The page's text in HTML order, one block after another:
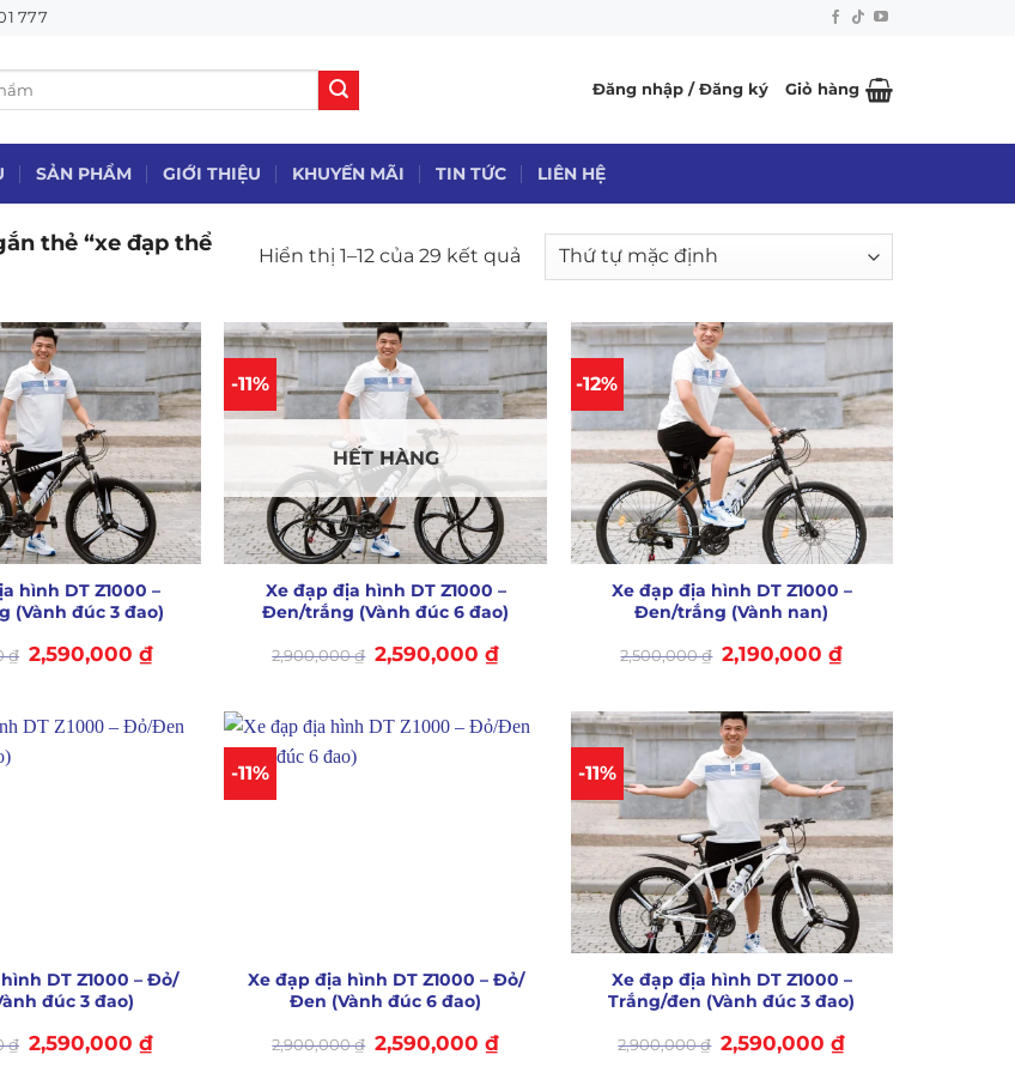
777
Đăng nhập / Đăng ký Giỏ hàng
SẢN PHẨM GIỚI THIỆU KHUYẾN MÃI TIN TỨC LIÊN HỆ
thẻ “xe đạp thể
Hiển thị 1–12 của 29 kết quả
hình DT Z1000 –
(Vành đúc 3 đao)
₫ Giá
gốc
2,590,000₫Giá
2,590,000 ₫.
-11%
+
HẾT HÀNG
Xe đạp địa hình DT Z1000 –
Đen/trắng (Vành đúc 6 đao)
2,900,000₫ Giá
gốc
2,590,000₫Giá
2,590,000 ₫.
-12%
+
Xe đạp địa hình DT Z1000 –
Đen/trắng (Vành nan)
2,500,000₫ Giá
gốc
2,190,000₫Giá
2,190,000 ₫.
DT Z1000 – Đỏ/
đúc 3 đao)
₫ Giá
gốc
2,590,000₫Giá
-11%
Xe đạp địa hình DT Z1000 – Đỏ/
Đen (Vành đúc 6 đao)
2,900,000₫ Giá
gốc
2,590,000₫Giá
-11%
+
Xe đạp địa hình DT Z1000 –
Trắng/đen (Vành đúc 3 đao)
2,900,000₫ Giá
gốc
2,590,000₫Giá